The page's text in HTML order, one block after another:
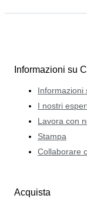
Informazioni su
Informazioni
I nostri
Lavora con
Stampa
Collaborare
Acquista